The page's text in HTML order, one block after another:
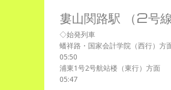
婁山関路駅 （2号
◇始発列車
蟠祥路・国家会計学院（西行）方
05:50
浦東1号2号航站楼（東行）方面
05:47